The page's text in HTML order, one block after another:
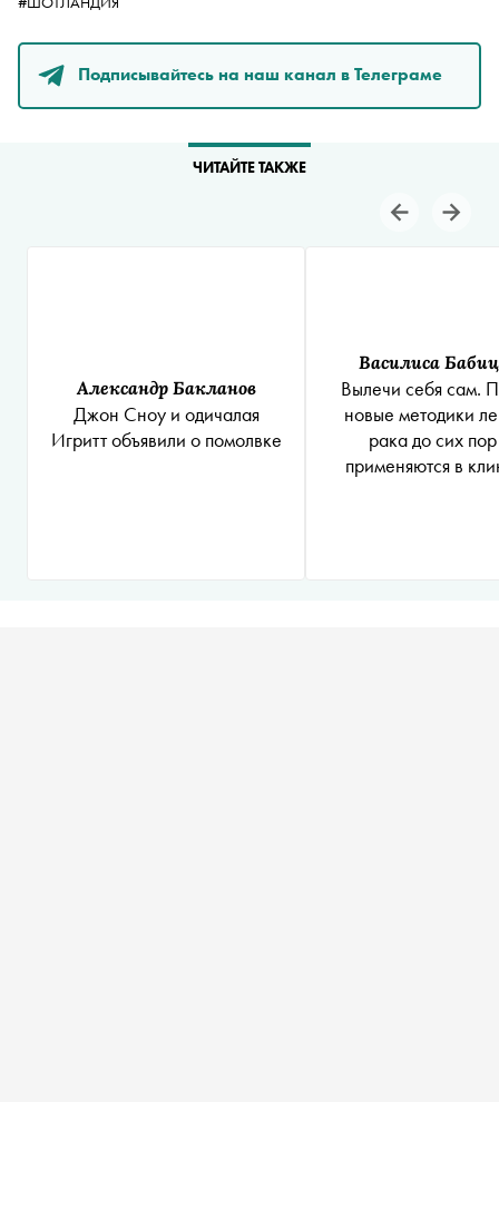
Подписывайтесь на наш канал в Телеграме
ЧИТАЙТЕ ТАКЖЕ
Александр Бакланов
Джон Сноу и одичалая
Игритт объявили о помолвке
Василиса
Вылечи себя сам.
новые методики
рака до сих
применяются в